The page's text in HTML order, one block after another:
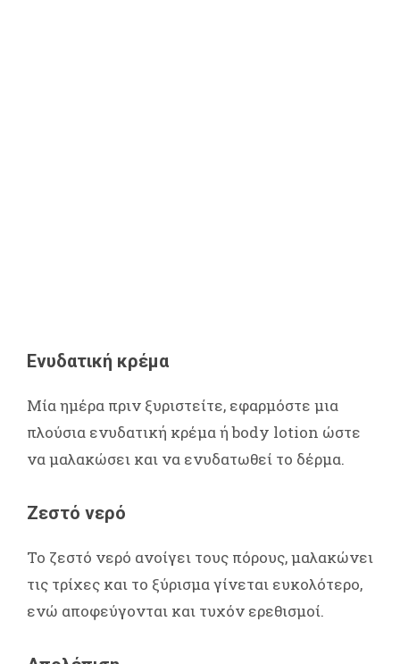
Ενυδατική κρέμα
Μία ημέρα πριν ξυριστείτε, εφαρμόστε μια
πλούσια ενυδατική κρέμα ή body lotion ώστε
να μαλακώσει και να ενυδατωθεί το δέρμα.
Ζεστό νερό
Το ζεστό νερό ανοίγει τους πόρους, μαλακώνει
τις τρίχες και το ξύρισμα γίνεται ευκολότερο,
ενώ αποφεύγονται και τυχόν ερεθισμοί.